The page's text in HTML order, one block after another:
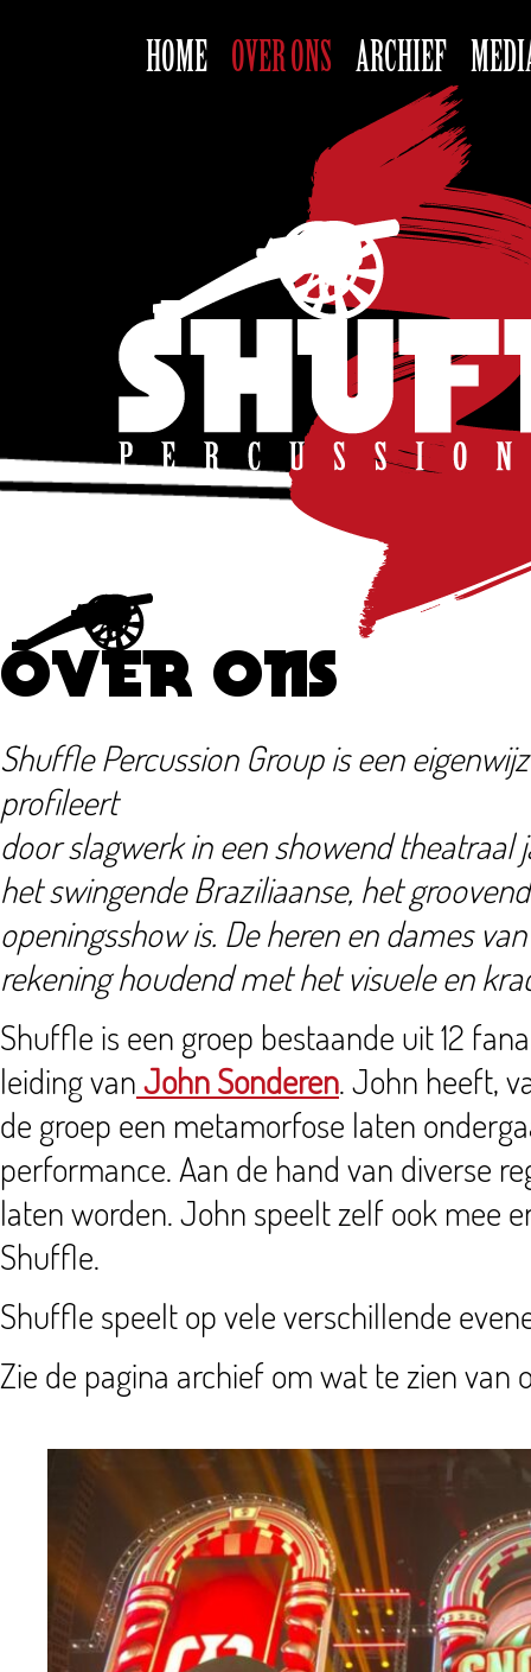
HOME OVER ONS ARCHIEF
OVER ONS
Shuffle Percussion Group is een
profileert
door slagwerk in een showend theatraal
het swingende Braziliaanse, het
openingsshow is. De heren en dames
rekening houdend met het visuele en
Shuffle is een groep bestaande uit 12
leiding vanJohn Sonderen. John heeft,
de groep een metamorfose laten
performance. Aan de hand van diverse
laten worden. John speelt zelf ook mee
Shuffle.
Shuffle speelt op vele verschillende
Zie de pagina archief om wat te zien van